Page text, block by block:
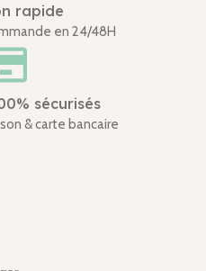
rapide
en 24/48H
sécurisés
& carte bancaire